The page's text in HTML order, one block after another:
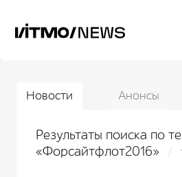
Новости Анонсы
Результаты поиска по
«Форсайтфлот2016»